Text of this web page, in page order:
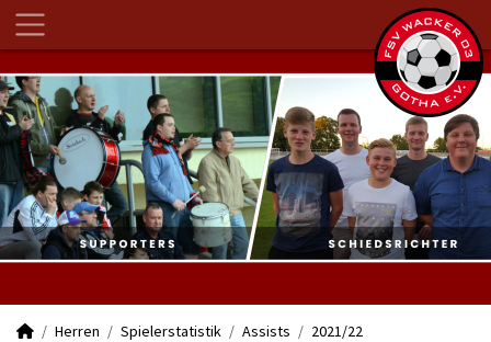
Herren Spielerstatistik Assists
2021/22